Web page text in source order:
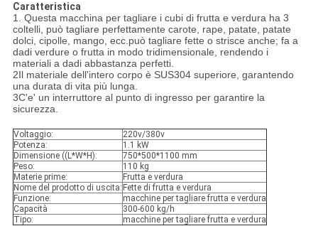
Caratteristica
1. Questa macchina per tagliare i cubi di frutta e verdura ha 3
coltelli, può tagliare perfettamente carote, rape, patate, patate
dolci, cipolle, mango, ecc.può tagliare fette o strisce anche; fa a
dadi verdure o frutta in modo tridimensionale, rendendo i
materiali a dadi abbastanza perfetti.
2Il materiale dell'intero corpo è SUS304 superiore, garantendo
una durata di vita più lunga.
3C'e' un interruttore al punto di ingresso per garantire la
sicurezza.
Voltaggio:
220v/380v
Potenza:
1.1 kW
Dimensione ((L*W*H):
750*500*1100 mm
Peso:
110 kg
Materie prime:
Frutta e verdura
Nome del prodotto di uscita: Fette di frutta e verdura
Funzione:
macchine per tagliare frutta e verdura
Capacità
300-600 kg/h
Tipo:
macchine per tagliare frutta e verdura